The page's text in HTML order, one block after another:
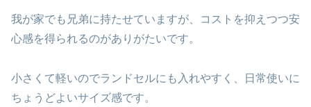
我が家でも兄弟に持たせていますが、コストを抑えつつ安
心感を得られるのがありがたいです。
小さくて軽いのでランドセルにも入れやすく、日常使いに
ちょうどよいサイズ感です。